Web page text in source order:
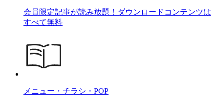
会員限定記事が読み放題！ダウンロードコンテンツは
すべて無料
メニュー・チラシ・POP